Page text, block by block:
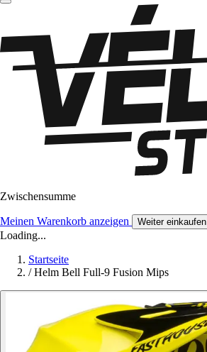
Zwischensumme
Meinen Warenkorb anzeigen Weiter einkaufen
Loading...
Startseite
/ Helm Bell Full-9 Fusion Mips